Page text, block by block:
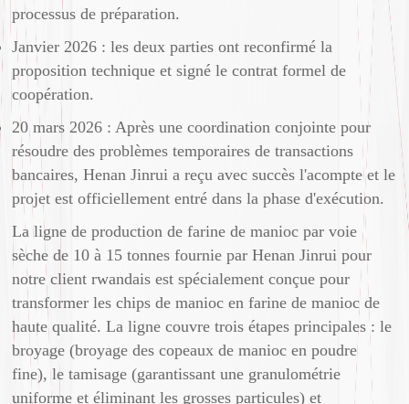
processus de préparation.
Janvier 2026 : les deux parties ont reconfirmé la
proposition technique et signé le contrat formel de
coopération.
20 mars 2026 : Après une coordination conjointe pour
résoudre des problèmes temporaires de transactions
bancaires, Henan Jinrui a reçu avec succès l'acompte et le
projet est officiellement entré dans la phase d'exécution.
La ligne de production de farine de manioc par voie
sèche de 10 à 15 tonnes fournie par Henan Jinrui pour
notre client rwandais est spécialement conçue pour
transformer les chips de manioc en farine de manioc de
haute qualité. La ligne couvre trois étapes principales : le
broyage (broyage des copeaux de manioc en poudre
fine), le tamisage (garantissant une granulométrie
uniforme et éliminant les grosses particules) et